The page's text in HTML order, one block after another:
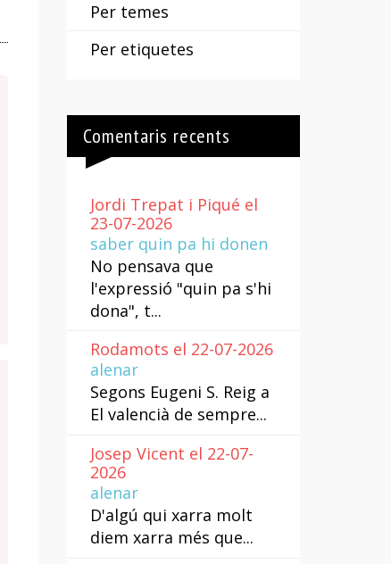
Per temes
Per etiquetes
Comentaris recents
Jordi Trepat i Piqué el
23-07-2026
saber quin pa hi donen
No pensava que
l'expressió "quin pa s'hi
dona", t...
Rodamots el 22-07-2026
alenar
Segons Eugeni S. Reig a
El valencià de sempre...
Josep Vicent el 22-07-
2026
alenar
D'algú qui xarra molt
diem xarra més que...